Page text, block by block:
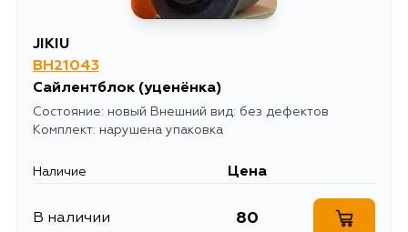
1353
JIKIU
BH21043
Сайлентблок (уценёнка)
Состояние: новый Внешний вид: без дефектов
Комплект: нарушена упаковка
Наличие Цена
В наличии 80